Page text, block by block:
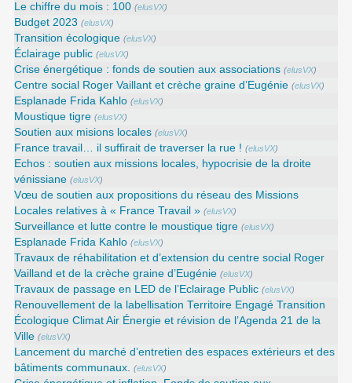
Le chiffre du mois : 100 (elusVX)
Budget 2023 (elusVX)
Transition écologique (elusVX)
Éclairage public (elusVX)
Crise énergétique : fonds de soutien aux associations (elusVX)
Centre social Roger Vaillant et crèche graine d’Eugénie (elusVX)
Esplanade Frida Kahlo (elusVX)
Moustique tigre (elusVX)
Soutien aux misions locales (elusVX)
France travail… il suffirait de traverser la rue ! (elusVX)
Echos : soutien aux missions locales, hypocrisie de la droite
vénissiane (elusVX)
Vœu de soutien aux propositions du réseau des Missions
Locales relatives à « France Travail » (elusVX)
Surveillance et lutte contre le moustique tigre (elusVX)
Esplanade Frida Kahlo (elusVX)
Travaux de réhabilitation et d’extension du centre social Roger
Vailland et de la crèche graine d’Eugénie (elusVX)
Travaux de passage en LED de l’Eclairage Public (elusVX)
Renouvellement de la labellisation Territoire Engagé Transition
Écologique Climat Air Énergie et révision de l’Agenda 21 de la
Ville (elusVX)
Lancement du marché d’entretien des espaces extérieurs et des
bâtiments communaux. (elusVX)